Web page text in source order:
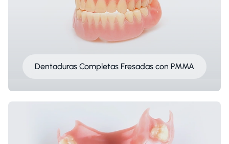
Dentaduras Completas Fresadas con PMMA